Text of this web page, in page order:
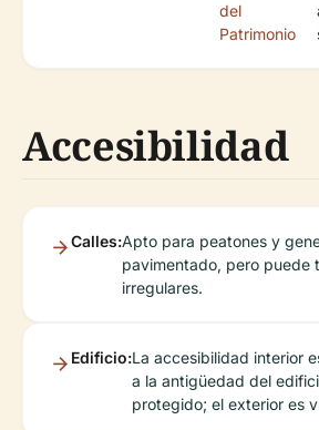
del
Patrimonio
Accesibilidad
Calles:Apto para peatones y
pavimentado, pero puede
irregulares.
Edificio:La accesibilidad interior
a la antigüedad del
protegido; el exterior es